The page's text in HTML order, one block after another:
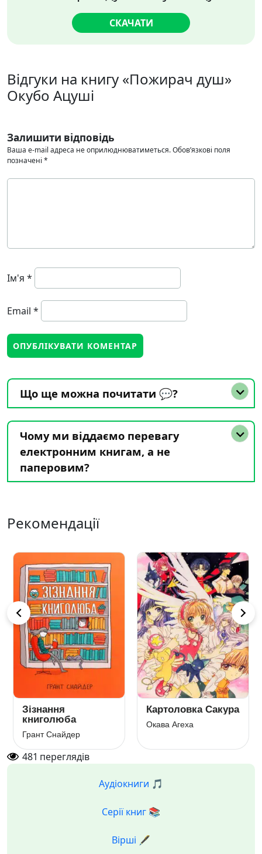
СКАЧАТИ
Відгуки на книгу «Пожирач душ»
Окубо Ацуші
Залишити відповідь
Ваша e-mail адреса не оприлюднюватиметься.Обов’язкові поля
позначені *
Ім'я *
Email *
Що ще можна почитати 💬?
Чому ми віддаємо перевагу
електронним книгам, а не
паперовим?
Рекомендації
Зізнання
книголюба
Грант Снайдер
Картоловка Сакура
Окава Агеха
481 переглядів
Аудіокниги 🎵
Серії книг 📚
Вірші 🖋️